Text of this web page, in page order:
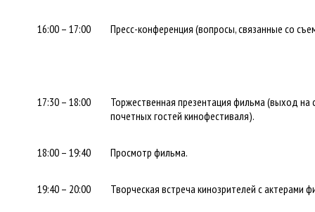
16:00 – 17:00 Пресс-конференция (вопросы, связанные со
17:30 – 18:00
Торжественная презентация фильма (выход на
почетных гостей кинофестиваля).
18:00 – 19:40 Просмотр фильма.
19:40 – 20:00 Творческая встреча кинозрителей с актерами